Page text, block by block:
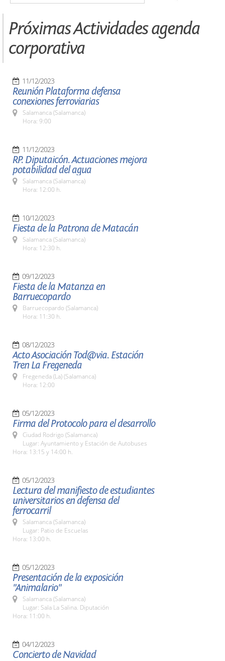
Próximas Actividades agenda
corporativa
11/12/2023
Reunión Plataforma defensa
conexiones ferroviarias
Salamanca (Salamanca)
Hora: 9:00
11/12/2023
RP. Diputaicón. Actuaciones mejora
potabilidad del agua
Salamanca (Salamanca)
Hora: 12:00 h.
10/12/2023
Fiesta de la Patrona de Matacán
Salamanca (Salamanca)
Hora: 12:30 h.
09/12/2023
Fiesta de la Matanza en
Barruecopardo
Barruecopardo (Salamanca)
Hora: 11:30 h.
08/12/2023
Acto Asociación Tod@via. Estación
Tren La Fregeneda
Fregeneda (La) (Salamanca)
Hora: 12:00
05/12/2023
Firma del Protocolo para el desarrollo
Ciudad Rodrigo (Salamanca)
Lugar: Ayuntamiento y Estación de Autobuses
Hora: 13:15 y 14:00 h.
05/12/2023
Lectura del manifiesto de estudiantes
universitarios en defensa del
ferrocarril
Salamanca (Salamanca)
Lugar: Patio de Escuelas
Hora: 13:00 h.
05/12/2023
Presentación de la exposición
"Animalario"
Salamanca (Salamanca)
Lugar: Sala La Salina. Diputación
Hora: 11:00 h.
04/12/2023
Concierto de Navidad